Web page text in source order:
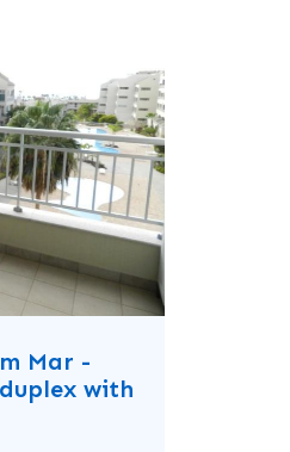
Mar -
with